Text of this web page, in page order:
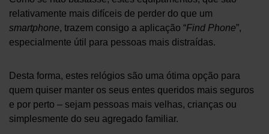
relativamente mais difíceis de perder do que um
smartphone, trazem consigo a aplicação “Find Phone”,
especialmente útil para pessoas mais distraídas.
Desta forma, estes relógios são uma ótima opção para
quem quiser manter os seus entes queridos mais seguros
e por perto – sejam pessoas mais velhas, crianças ou
simplesmente do seu agregado familiar.